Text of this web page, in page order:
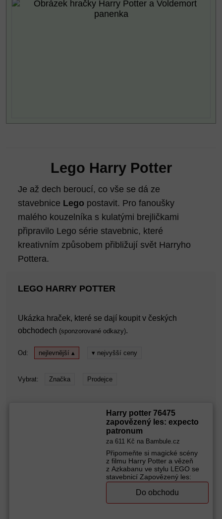
Lego Harry Potter
Je až dech beroucí, co vše se dá ze
stavebnice Lego postavit. Pro fanoušky
malého kouzelníka s kulatými brejličkami
připravilo Lego série stavebnic, které
kreativním způsobem přibližují svět Harryho
Pottera.
LEGO HARRY POTTER
Ukázka hraček, které se dají koupit v českých
obchodech (sponzorované odkazy).
Od: nejlevnější ▴ ▾ nejvyšší ceny
Vybrat: Značka Prodejce
Harry potter 76475
zapovězený les: expecto
patronum
za 611 Kč na Bambule.cz
Připomeňte si magické scény
z filmu Harry Potter a vězeň
z Azkabanu ve stylu LEGO se
stavebnicí Zapovězený les:
Expecto Patronum (76475).
Součástí je 5 postav, se kterými
si můžete přehrát ikonickou
Do obchodu